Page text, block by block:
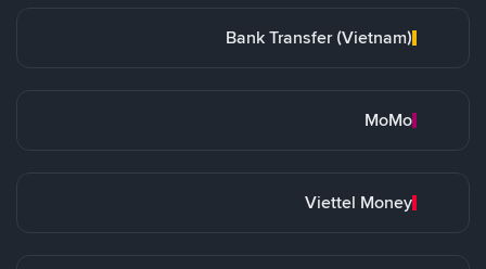
Bank Transfer (Vietnam)
MoMo
Viettel Money